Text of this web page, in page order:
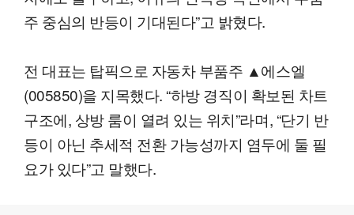
주 중심의 반등이 기대된다”고 밝혔다.
전 대표는 탑픽으로 자동차 부품주 ▲에스엘
(005850)을 지목했다. “하방 경직이 확보된 차트
구조에, 상방 룸이 열려 있는 위치”라며, “단기 반
등이 아닌 추세적 전환 가능성까지 염두에 둘 필
요가 있다”고 말했다.